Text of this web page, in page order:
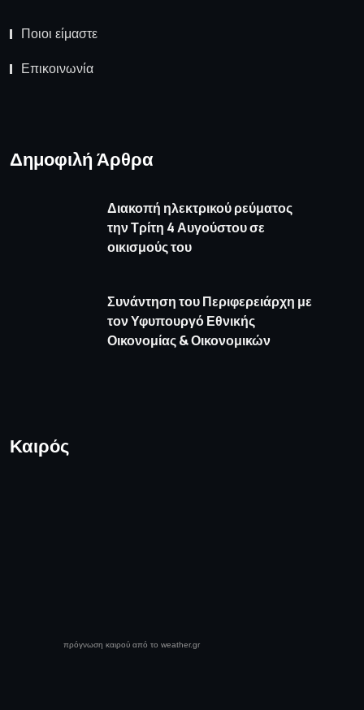
Ποιοι είμαστε
Επικοινωνία
Δημοφιλή Άρθρα
Διακοπή ηλεκτρικού ρεύματος
την Τρίτη 4 Αυγούστου σε
οικισμούς του
Συνάντηση του Περιφερειάρχη με
τον Υφυπουργό Εθνικής
Οικονομίας & Οικονομικών
Καιρός
πρόγνωση καιρού από το weather.gr